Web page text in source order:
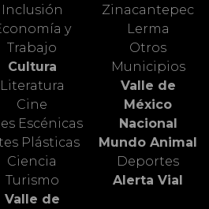
Inclusión
y
Trabajo
Cultura
Literatura
Cine
Escénicas
Plásticas
Ciencia
Turismo
Valle de
Zinacantepec
Lerma
Otros
Municipios
Valle de
México
Nacional
Mundo Animal
Deportes
Alerta Vial